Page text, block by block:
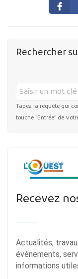
Rechercher
Tapez la requête qui
touche "Entrée" de
Recevez
Actualités,
événements,
informations